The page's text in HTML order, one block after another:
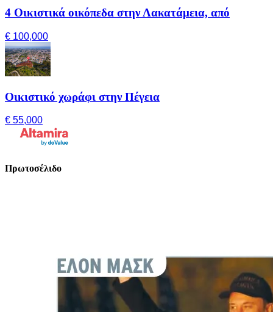
4 Οικιστικά οικόπεδα στην Λακατάμεια, από
€ 100,000
Οικιστικό χωράφι στην Πέγεια
€ 55,000
Πρωτοσέλιδο